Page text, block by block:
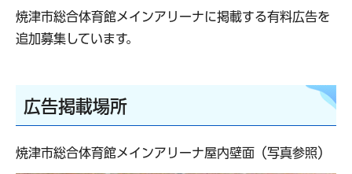
焼津市総合体育館メインアリーナに掲載する有料広告を
追加募集しています。
広告掲載場所
焼津市総合体育館メインアリーナ屋内壁面（写真参照）